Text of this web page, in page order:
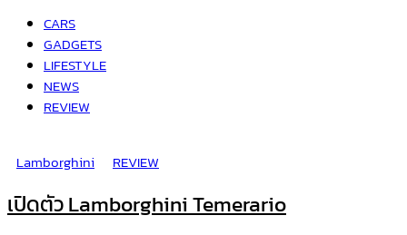
CARS
GADGETS
LIFESTYLE
NEWS
REVIEW
Lamborghini REVIEW
เปิดตัว Lamborghini Temerario